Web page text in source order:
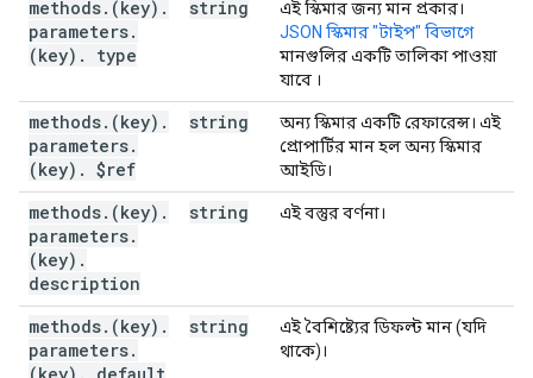
methods. (key) .
parameters.
(key) . type
string
এই স্কিমার জন্য মান প্রকার।
JSON স্কিমার "টাইপ" বিভাগে
মানগুলির একটি তালিকা পাওয়া
যাবে ।
methods. (key) .
parameters.
(key) . $ref
string
অন্য স্কিমার একটি রেফারেন্স। এই
প্রোপার্টির মান হল অন্য স্কিমার
আইডি।
methods. (key) .
parameters.
(key) .
description
string এই বস্তুর বর্ণনা।
methods. (key) .
parameters.
string
এই বৈশিষ্ট্যের ডিফল্ট মান (যদি
থাকে)।